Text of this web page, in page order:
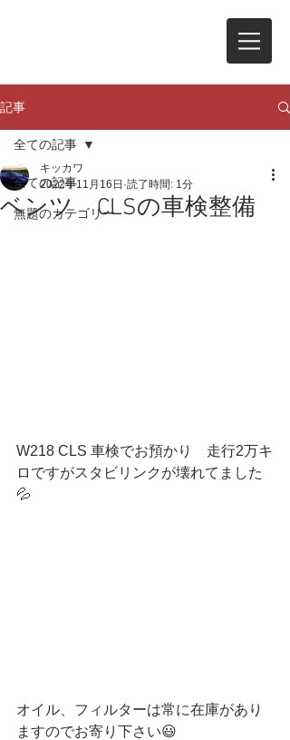
記事
全ての記事
無題のカテゴリー
全ての記事
ベンツ CLSの車検整備
キッカワ
2022年11月16日 読了時間: 1分
W218 CLS 車検でお預かり　走行2万キ
ロですがスタビリンクが壊れてました
💦
オイル、フィルターは常に在庫があり
ますのでお寄り下さい😃